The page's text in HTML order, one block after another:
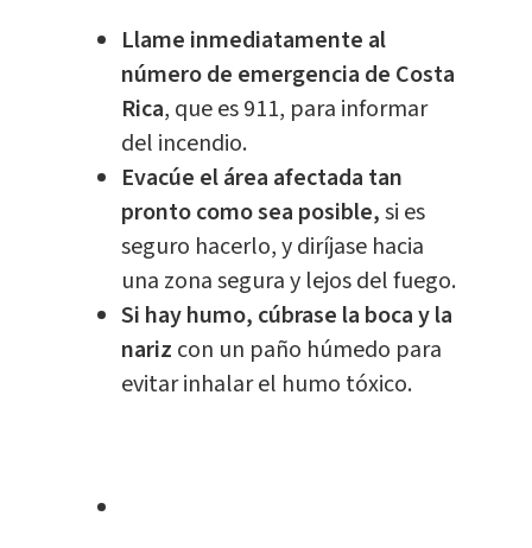
Llame inmediatamente al
número de emergencia de Costa
Rica, que es 911, para informar
del incendio.
Evacúe el área afectada tan
pronto como sea posible,si es
seguro hacerlo, y diríjase hacia
una zona segura y lejos del fuego.
Si hay humo, cúbrase la boca y la
nariz con un paño húmedo para
evitar inhalar el humo tóxico.